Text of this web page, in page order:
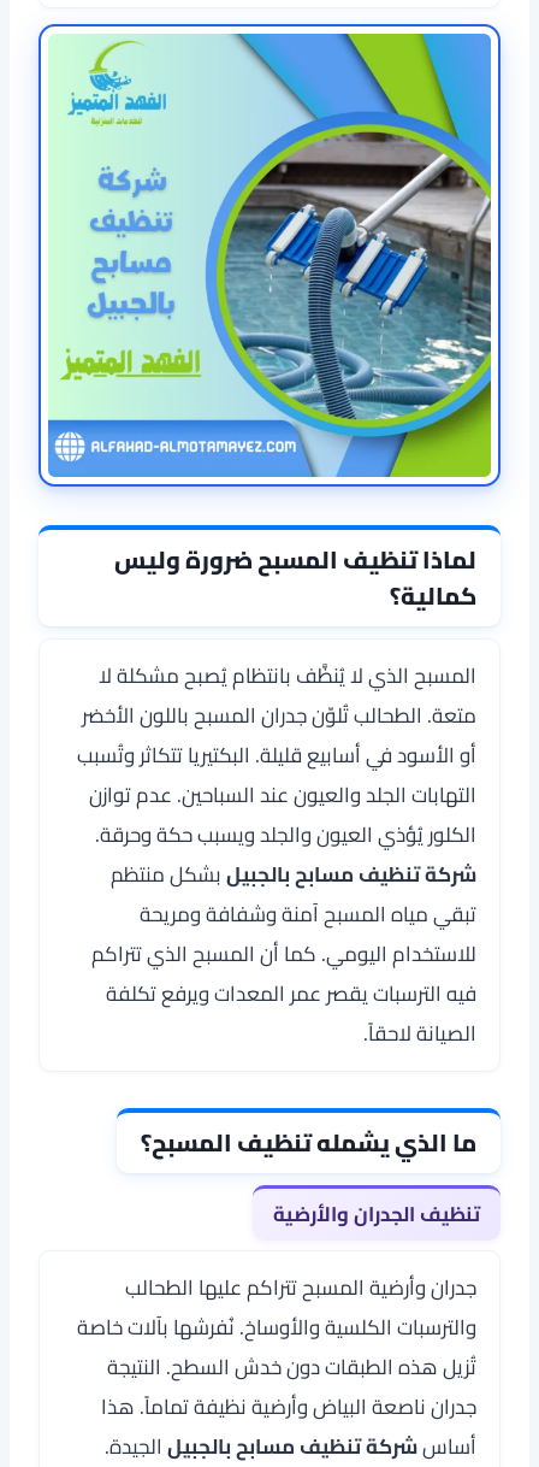
لماذا تنظيف المسبح ضرورة وليس
كمالية؟
المسبح الذي لا يُنظَّف بانتظام يُصبح مشكلة لا
متعة. الطحالب تُلوّن جدران المسبح باللون الأخضر
أو الأسود في أسابيع قليلة. البكتيريا تتكاثر وتُسبب
التهابات الجلد والعيون عند السباحين. عدم توازن
الكلور يُؤذي العيون والجلد ويسبب حكة وحرقة.
شركة تنظيف مسابح بالجبيلبشكل منتظم
تبقي مياه المسبح آمنة وشفافة ومريحة
للاستخدام اليومي. كما أن المسبح الذي تتراكم
فيه الترسبات يقصر عمر المعدات ويرفع تكلفة
الصيانة لاحقاً.
ما الذي يشمله تنظيف المسبح؟
تنظيف الجدران والأرضية
جدران وأرضية المسبح تتراكم عليها الطحالب
والترسبات الكلسية والأوساخ. نُفرشها بآلات خاصة
تُزيل هذه الطبقات دون خدش السطح. النتيجة
جدران ناصعة البياض وأرضية نظيفة تماماً. هذا
أساسشركة تنظيف مسابح بالجبيلالجيدة.